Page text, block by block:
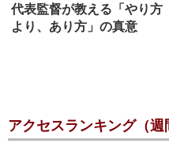
代表監督が教える「やり方
より、あり方」の真意
アクセスランキング（週